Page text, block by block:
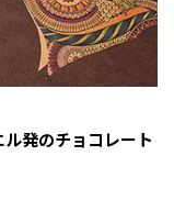
発のチョコレート